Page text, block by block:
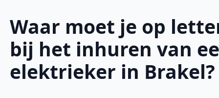
Waar moet je op
bij het inhuren van
elektrieker in Brakel?